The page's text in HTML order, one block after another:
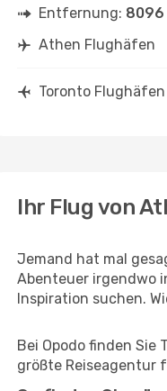
Entfernung: 8096
Athen Flughäfen
Toronto Flughäfen
Ihr Flug von
Jemand hat mal
Abenteuer irgendwo
Inspiration suchen.
Bei Opodo finden Sie
größte Reiseagentur